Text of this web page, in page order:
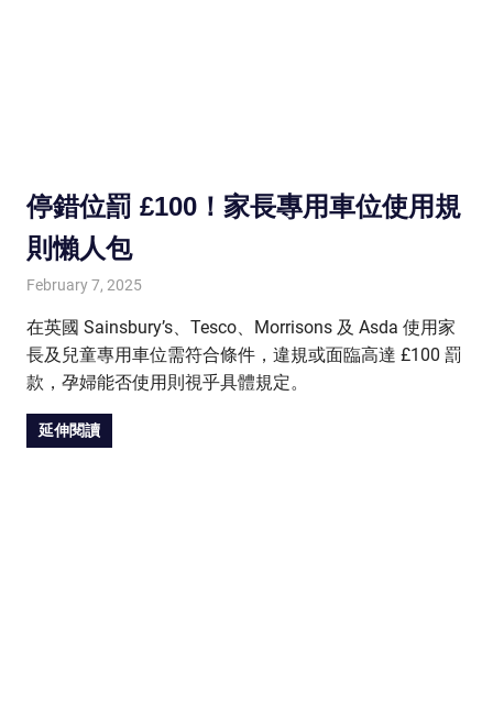
停錯位罰 £100！家長專用車位使用規
則懶人包
February 7, 2025
在英國 Sainsbury’s、Tesco、Morrisons 及 Asda 使用家
長及兒童專用車位需符合條件，違規或面臨高達 £100 罰
款，孕婦能否使用則視乎具體規定。
延伸閱讀